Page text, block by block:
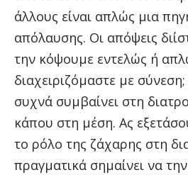
άλλους είναι απλώς μια
απόλαυσης. Οι απόψεις
την κόψουμε εντελώς ή
διαχειριζόμαστε με
συχνά συμβαίνει στη
κάπου στη μέση. Ας
το ρόλο της ζάχαρης στη
πραγματικά σημαίνει να